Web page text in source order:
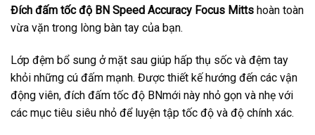
Đích đấm tốc độ BN Speed Accuracy Focus Mitts hoàn toàn
vừa vặn trong lòng bàn tay của bạn.
Lớp đệm bổ sung ở mặt sau giúp hấp thụ sốc và đệm tay
khỏi những cú đấm mạnh. Được thiết kế hướng đến các vận
động viên, đích đấm tốc độ BNmới này nhỏ gọn và nhẹ với
các mục tiêu siêu nhỏ để luyện tập tốc độ và độ chính xác.